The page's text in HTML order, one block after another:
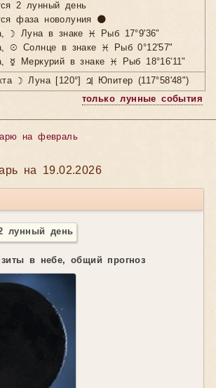
2 лунный день
фаза новолуния 🌑
☽ Луна в знаке ♓ Рыб 17°9'36"
☉ Солнце в знаке ♓ Рыб 0°12'57"
☿ Меркурий в знаке ♓ Рыб 18°16'11"
☽ Луна [120°] ♃ Юпитер (117°58'48")
только лунные события
на февраль
на 19.02.2026
лунный день
в небе, общий прогноз